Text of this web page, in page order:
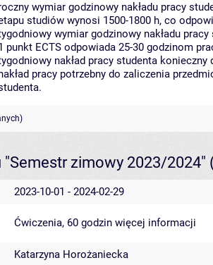
wymiar godzinowy nakładu pracy
studiów wynosi 1500-1800 h, co
wymiar godzinowy nakładu
punkt ECTS odpowiada 25-30 godzinom
nakład pracy studenta
pracy potrzebny do zaliczenia
zimowy 2023/2024"
2023-10-01 - 2024-02-29
Ćwiczenia, 60 godzin więcej informacji
Katarzyna Horożaniecka